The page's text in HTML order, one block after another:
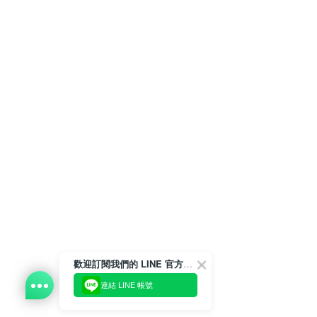
歡迎訂閱我們的 LINE 官方帳號
連結 LINE 帳號